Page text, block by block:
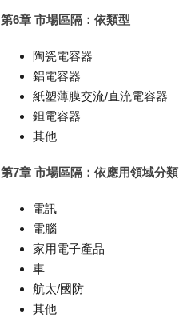
第6章 市場區隔：依類型
陶瓷電容器
鋁電容器
紙塑薄膜交流/直流電容器
鉭電容器
其他
第7章 市場區隔：依應用領域分類
電訊
電腦
家用電子產品
車
航太/國防
其他